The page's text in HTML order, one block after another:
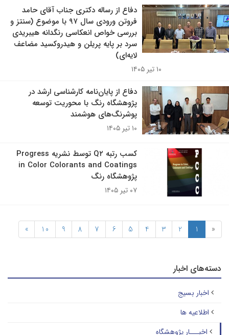
دفاع از رساله دکتری جناب آقای حامد
فروتن ورودی سال ۹۷ با موضوع (سنتز و
بررسی خواص انعکاسی رنگدانه هیبریدی
سرد بر پایه پریلن و هیدروکسید مضاعف
لایه‌ای)
۱۰ تیر ۱۴۰۵
دفاع از پایان‌نامه کارشناسی ارشد در
پژوهشگاه رنگ با محوریت توسعه
پوشرنگ‌های هوشمند
۱۰ تیر ۱۴۰۵
کسب رتبه Q۲ توسط نشریه Progress
in Color Colorants and Coatings
پژوهشگاه رنگ
۰۷ تیر ۱۴۰۵
«
1
2
3
4
5
6
7
8
9
10
»
دسته‌های اخبار
اخبار بسیج
اطلاعیه ها
اخبـــار پژوهشگاه